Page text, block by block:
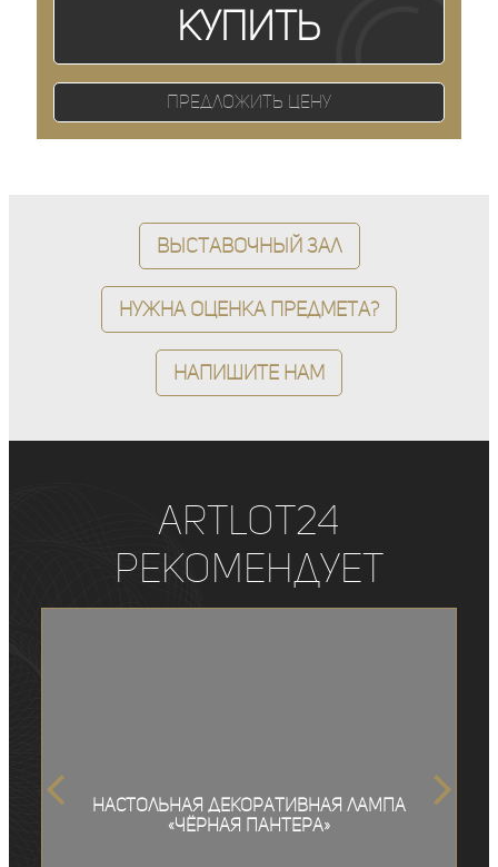
Купить
Предложить цену
Выставочный зал
Нужна оценка предмета?
Напишите нам
ArtLot24
рекомендует
Настольная декоративная лампа
«Чёрная пантера»